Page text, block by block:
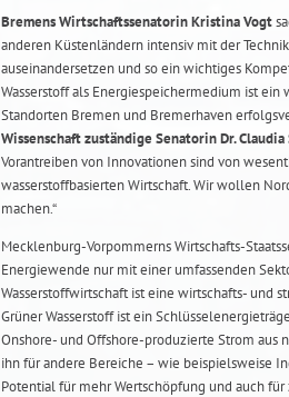
Bremens Wirtschaftssenatorin Kristina Vogt
anderen Küstenländern intensiv mit der
auseinandersetzen und so ein wichtiges
Wasserstoff als Energiespeichermedium ist
Standorten Bremen und Bremerhaven
Wissenschaft zuständige Senatorin Dr.
Vorantreiben von Innovationen sind von
wasserstoffbasierten Wirtschaft. Wir wollen
machen.“
Mecklenburg-Vorpommerns Wirtschafts-
Energiewende nur mit einer umfassenden
Wasserstoffwirtschaft ist eine wirtschafts- und
Grüner Wasserstoff ist ein
Onshore- und Offshore-produzierte Strom
ihn für andere Bereiche – wie beispielsweise
Potential für mehr Wertschöpfung und auch